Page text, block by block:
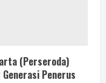
(Perseroda)
Penerus